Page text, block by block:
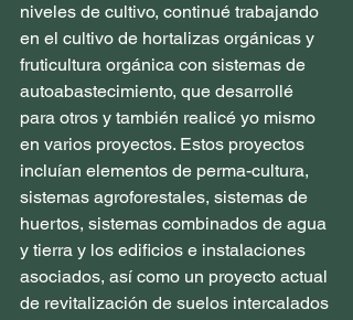
niveles de cultivo, continué trabajando
en el cultivo de hortalizas orgánicas y
fruticultura orgánica con sistemas de
autoabastecimiento, que desarrollé
para otros y también realicé yo mismo
en varios proyectos. Estos proyectos
incluían elementos de perma-cultura,
sistemas agroforestales, sistemas de
huertos, sistemas combinados de agua
y tierra y los edificios e instalaciones
asociados, así como un proyecto actual
de revitalización de suelos intercalados